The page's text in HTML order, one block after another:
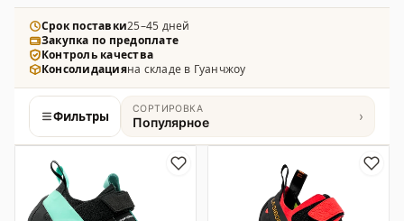
подошвой.
Срок поставки25–45 дней
Закупка по предоплате
Контроль качества
Консолидацияна складе в Гуанчжоу
Фильтры СОРТИРОВКА
Популярное ›
Товары